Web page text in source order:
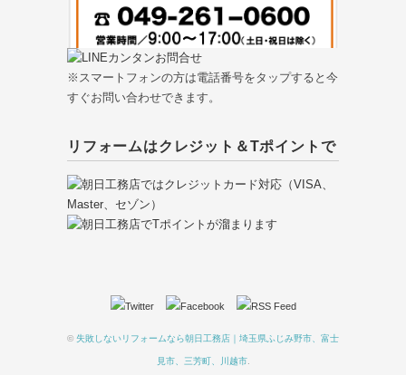
※スマートフォンの方は電話番号をタップすると今
すぐお問い合わせできます。
リフォームはクレジット＆Tポイントで
© 失敗しないリフォームなら朝日工務店｜埼玉県ふじみ野市、富士
見市、三芳町、川越市.